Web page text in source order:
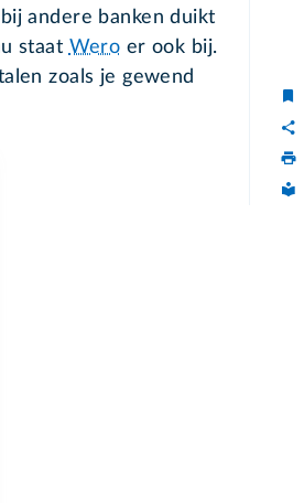
andere banken duikt
staat Wero er ook bij.
zoals je gewend